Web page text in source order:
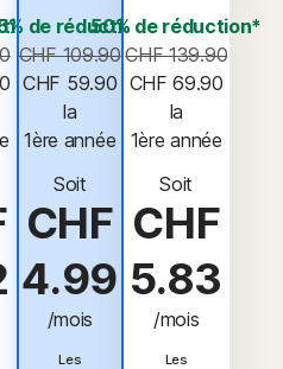
de réduction*
CHF 109.90
CHF 59.90
la
1ère année
Soit
CHF
4.99
/mois
Les
50% de réduction*
CHF 139.90
CHF 69.90
1ère année
Soit
CHF
5.83
/mois
Les